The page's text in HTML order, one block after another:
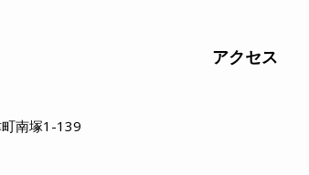
南塚1-139
アクセス